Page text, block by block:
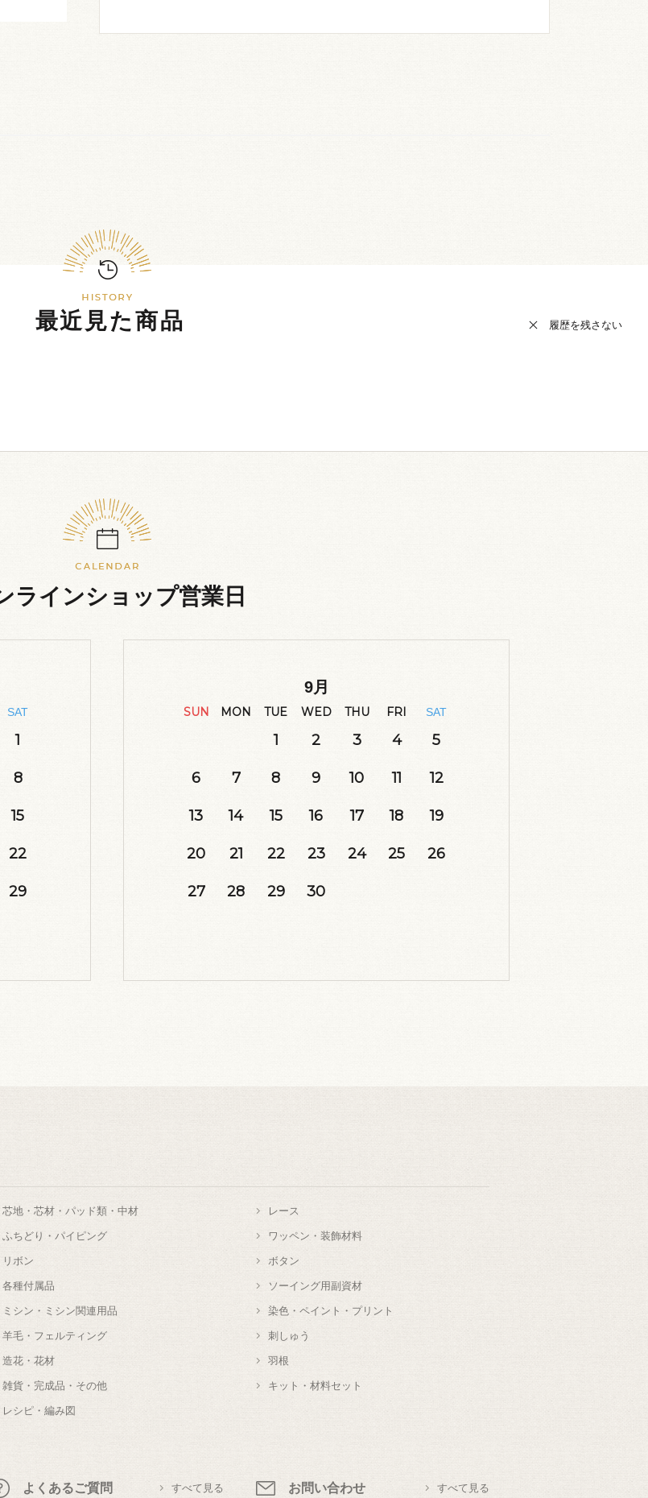
最近見た商品 履歴を残さない
ラインショップ営業日
SAT
1
8
15
22
29
9月
SUN MON TUE WED THU FRI SAT
1 2 3 4 5
6 7 8 9 10 11 12
13 14 15 16 17 18 19
20 21 22 23 24 25 26
27 28 29 30
芯地・芯材・パッド類・中材 レース
ふちどり・パイピング ワッペン・装飾材料
リボン ボタン
各種付属品 ソーイング用副資材
ミシン・ミシン関連用品 染色・ペイント・プリント
羊毛・フェルティング 刺しゅう
造花・花材 羽根
雑貨・完成品・その他 キット・材料セット
レシピ・編み図
よくあるご質問 すべて見る お問い合わせ すべて見る